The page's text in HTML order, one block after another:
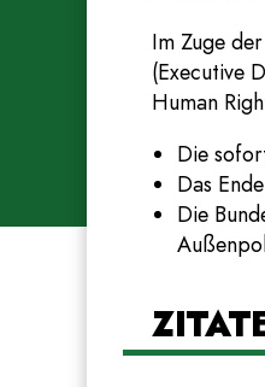
Im Zuge
(Executive
Human
Die
Das
Die